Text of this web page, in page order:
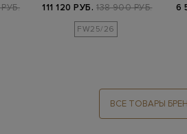
111 120 РУБ. 138 900 РУБ.
FW25/26
6
ВСЕ ТОВАРЫ